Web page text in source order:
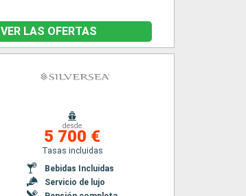
VER LAS OFERTAS
desde
5 700 €
Tasas incluidas
Bebidas Incluidas
Servicio de lujo